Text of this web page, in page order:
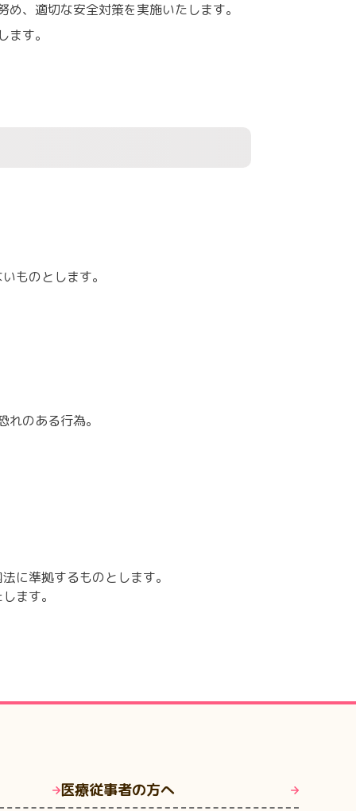
、適切な安全対策を実施いたします。
す。
ものとします。
のある行為。
に準拠するものとします。
ます。
医療従事者の方へ